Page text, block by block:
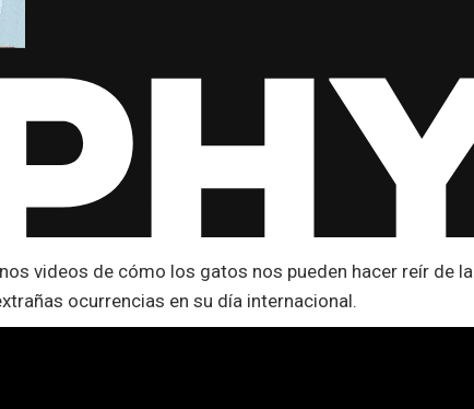
videos de cómo los gatos nos pueden hacer reír de la
ocurrencias en su día internacional.